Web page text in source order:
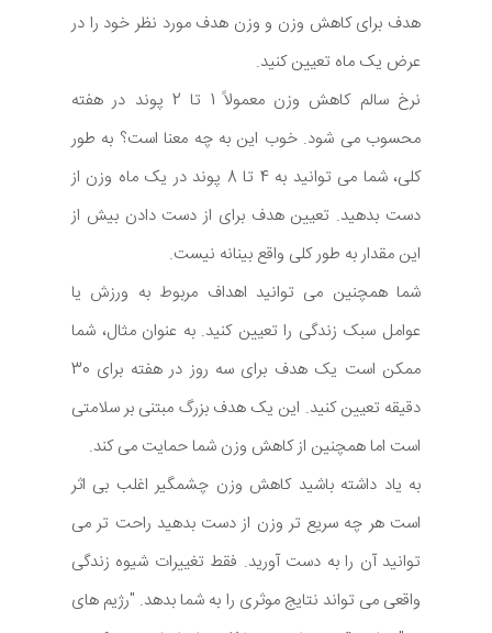
هدف برای کاهش وزن و وزن هدف مورد نظر خود را در
عرض یک ماه تعیین کنید.
نرخ سالم کاهش وزن معمولاً 1 تا 2 پوند در هفته
محسوب می شود. خوب این به چه معنا است؟ به طور
کلی، شما می توانید به 4 تا 8 پوند در یک ماه وزن از
دست بدهید. تعیین هدف برای از دست دادن بیش از
این مقدار به طور کلی واقع بینانه نیست.
شما همچنین می توانید اهداف مربوط به ورزش یا
عوامل سبک زندگی را تعیین کنید. به عنوان مثال، شما
ممکن است یک هدف برای سه روز در هفته برای 30
دقیقه تعیین کنید. این یک هدف بزرگ مبتنی بر سلامتی
است اما همچنین از کاهش وزن شما حمایت می کند.
به یاد داشته باشید کاهش وزن چشمگیر اغلب بی اثر
است هر چه سریع تر وزن از دست بدهید راحت تر می
توانید آن را به دست آورید. فقط تغییرات شیوه زندگی
واقعی می تواند نتایج موثری را به شما بدهد. "رژیم های